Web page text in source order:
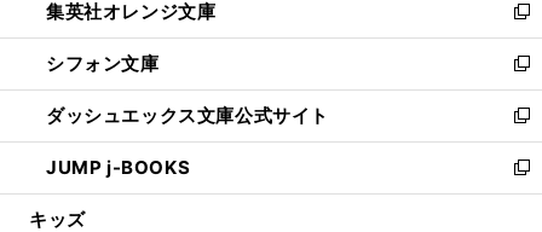
く
で
開
く
ド
ウ
で
開
く
い
ウ
ィ
ン
ド
ウ
で
開
集英社オレンジ文庫
新
し
い
ウ
ィ
ン
ド
ウ
シフォン文庫
新
し
い
ウ
ィ
ン
ダッシュエックス文庫公式サイト
新
し
い
ウ
JUMP j-BOOKS
新
し
キッズ